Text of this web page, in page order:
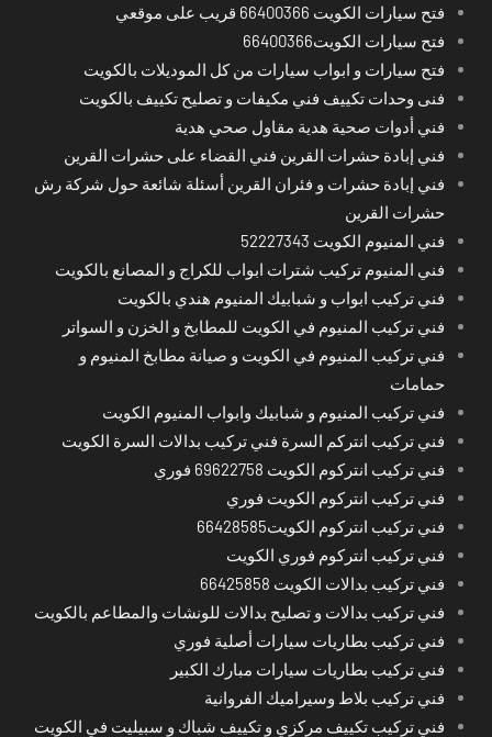
فتح سيارات الكويت 66400366 قريب على موقعي
فتح سيارات الكويت66400366
فتح سيارات و ابواب سيارات من كل الموديلات بالكويت
فنى وحدات تكييف فني مكيفات و تصليح تكييف بالكويت
فني أدوات صحية هدية مقاول صحي هدية
فني إبادة حشرات القرين فني القضاء على حشرات القرين
فني إبادة حشرات و فئران القرين أسئلة شائعة حول شركة رش
حشرات القرين
فني المنيوم الكويت 52227343
فني المنيوم تركيب شترات ابواب للكراج و المصانع بالكويت
فني تركيب ابواب و شبابيك المنيوم هندي بالكويت
فني تركيب المنيوم في الكويت للمطابخ و الخزن و السواتر
فني تركيب المنيوم في الكويت و صيانة مطابخ المنيوم و
حمامات
فني تركيب المنيوم و شبابيك وابواب المنيوم الكويت
فني تركيب انتركم السرة فني تركيب بدالات السرة الكويت
فني تركيب انتركوم الكويت 69622758 فوري
فني تركيب انتركوم الكويت فوري
فني تركيب انتركوم الكويت66428585
فني تركيب انتركوم فوري الكويت
فني تركيب بدالات الكويت 66425858
فني تركيب بدالات و تصليح بدالات للونشات والمطاعم بالكويت
فني تركيب بطاريات سيارات أصلية فوري
فني تركيب بطاريات سيارات مبارك الكبير
فني تركيب بلاط وسيراميك الفروانية
فني تركيب تكييف مركزي و تكييف شباك و سبيليت في الكويت